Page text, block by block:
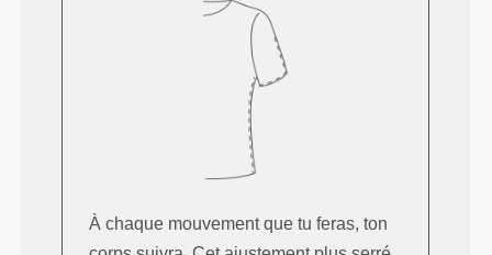
À chaque mouvement que tu feras, ton